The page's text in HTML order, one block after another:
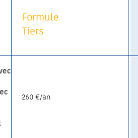
Formule
Tiers
260 €/an